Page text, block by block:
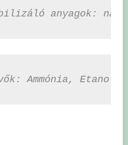
anyagok:
Ammónia,